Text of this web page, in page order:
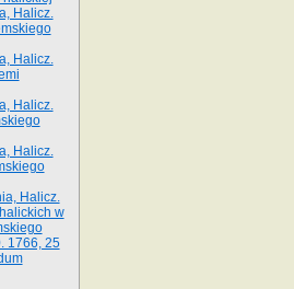
Halicz.
Halicz.
Halicz.
Halicz.
Halicz.
w
1766, 25